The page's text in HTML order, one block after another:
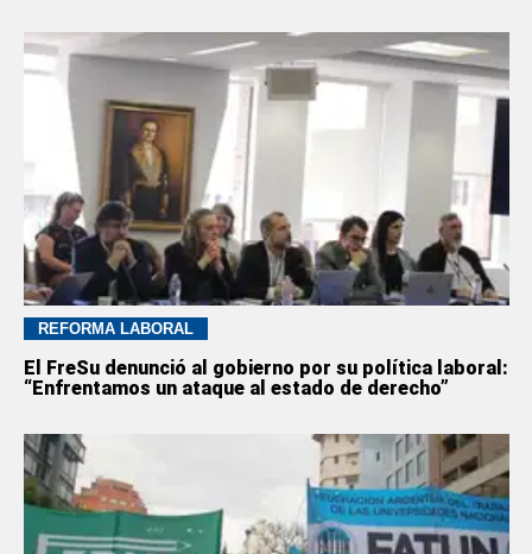
REFORMA LABORAL
El FreSu denunció al gobierno por su política laboral:
“Enfrentamos un ataque al estado de derecho”